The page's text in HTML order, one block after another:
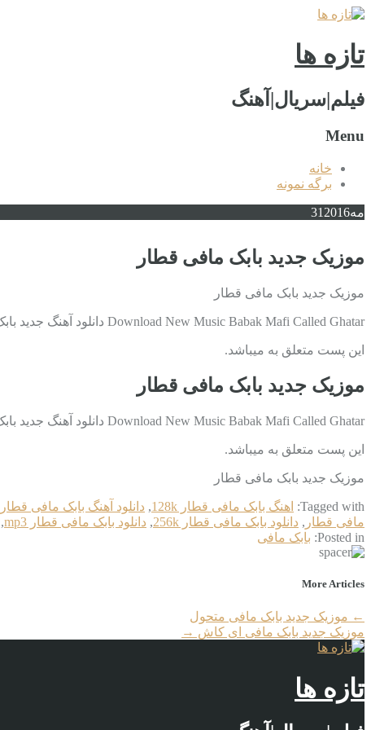
تازه ها
فیلم|سریال|آهنگ
Menu
خانه
برگه نمونه
مه 31 2016
موزیک جدید بابک مافی قطار
موزیک جدید بابک مافی قطار
Download New Music Babak Mafi Called Ghatar دانلود آهنگ جدید بابک مافی به نام قطار با کیفیت بالا دانلود در ادامه مطلب
این پست متعلق به میباشد.
موزیک جدید بابک مافی قطار
Download New Music Babak Mafi Called Ghatar دانلود آهنگ جدید بابک مافی به نام قطار با کیفیت بالا دانلود در ادامه مطلب
این پست متعلق به میباشد.
موزیک جدید بابک مافی قطار
Tagged with: اهنگ بابک مافی قطار 128k , دانلود آهنگ بابک مافی قطار
مافی قطار , دانلود بابک مافی قطار 256k , دانلود بابک مافی قطار mp3 ,
Posted in: بابک مافی
More Articles
← موزیک جدید بابک مافی متحول
موزیک جدید بابک مافی ای کاش →
تازه ها